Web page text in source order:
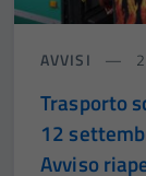
AVVISI
Trasporto
12
Avviso